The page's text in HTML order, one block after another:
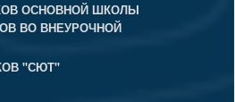
ОСНОВНОЙ ШКОЛЫ
ВО ВНЕУРОЧНОЙ
"СЮТ"